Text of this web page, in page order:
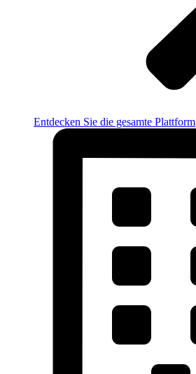
Entdecken Sie die gesamte Plattform